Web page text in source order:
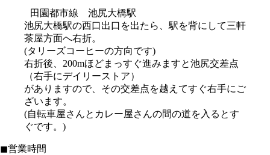
田園都市線 池尻大橋駅
池尻大橋駅の西口出口を出たら、駅を背にして三軒
茶屋方面へ右折。
(タリーズコーヒーの方向です)
右折後、200mほどまっすぐ進みますと池尻交差点
（右手にデイリーストア）
がありますので、その交差点を越えてすぐ右手にご
ざいます。
(自転車屋さんとカレー屋さんの間の道を入るとす
ぐです。)
◼︎営業時間